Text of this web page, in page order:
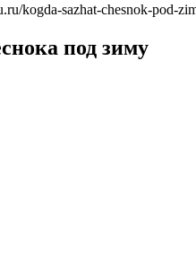
kogda-sazhat-chesnok-pod-
под зиму